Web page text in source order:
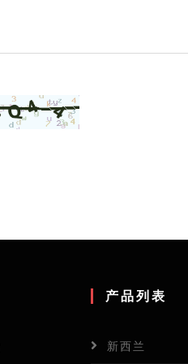
产品列表
新西兰